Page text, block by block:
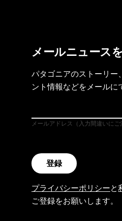
メールニュース
パタゴニアのストーリー
ント情報などをメールに
メールアドレス（入力間違いにご
登録
プライバシーポリシーと
ご登録をお願いします。